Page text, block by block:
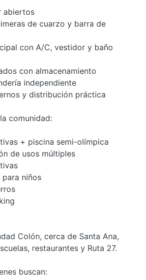
abiertos
de cuarzo y barra de
con A/C, vestidor y baño
con almacenamiento
independiente
y distribución práctica
comunidad:
+ piscina semi-olímpica
de usos múltiples
para niños
Colón, cerca de Santa Ana,
restaurantes y Ruta 27.
buscan: